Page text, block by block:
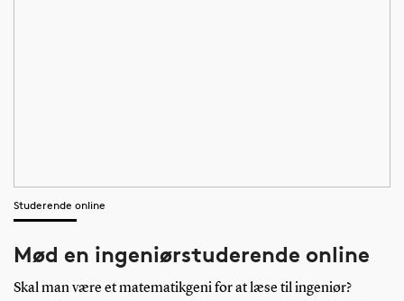
Studerende online
Mød en ingeniørstuderende online
Skal man være et matematikgeni for at læse til ingeniør?